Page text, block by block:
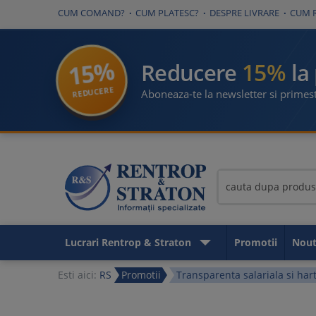
CUM COMAND? CUM PLATESC? DESPRE LIVRARE CUM
15%
REDUCERE
Reducere 15%
Aboneaza-te la newsletter si
Lucrari Rentrop & Straton Promotii
Esti aici: RS Promotii Transparenta salariala si